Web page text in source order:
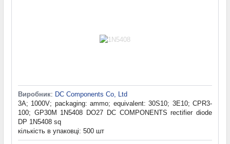
Виробник: DC Components Co, Ltd
3A; 1000V; packaging: ammo; equivalent: 30S10; 3E10; CPR3-
100; GP30M 1N5408 DO27 DC COMPONENTS rectifier diode
DP 1N5408 sq
кількість в упаковці: 500 шт